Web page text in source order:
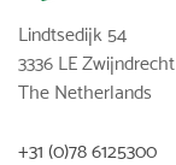
Lindtsedijk 54
3336 LE Zwijndrecht
The Netherlands
+31 (0)78 6125300